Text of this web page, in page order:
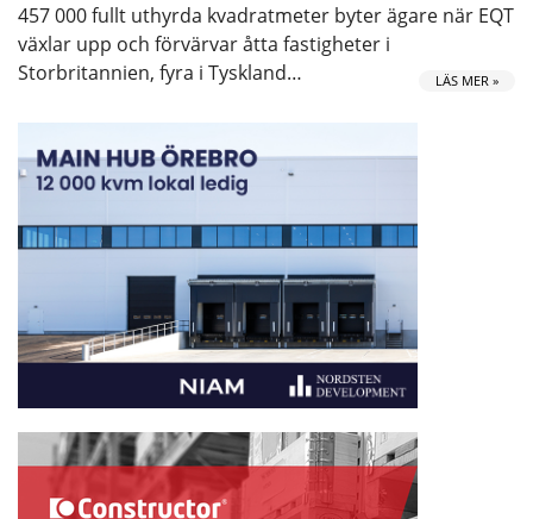
457 000 fullt uthyrda kvadratmeter byter ägare när EQT
växlar upp och förvärvar åtta fastigheter i
Storbritannien, fyra i Tyskland…
LÄS MER »